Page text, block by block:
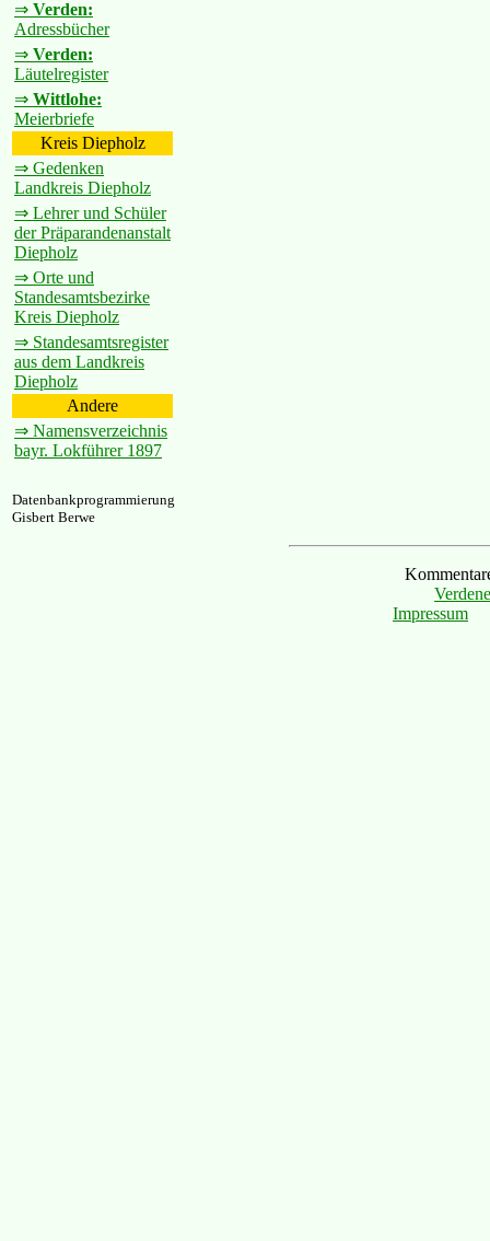
⇒ Verden:
Adressbücher
⇒ Verden:
Läutelregister
⇒ Wittlohe:
Meierbriefe
Kreis Diepholz
⇒ Gedenken
Landkreis Diepholz
⇒ Lehrer und Schüler
der Präparandenanstalt
Diepholz
⇒ Orte und
Standesamtsbezirke
Kreis Diepholz
⇒ Standesamtsregister
aus dem Landkreis
Diepholz
Andere
⇒ Namensverzeichnis
bayr. Lokführer 1897
Datenbankprogrammierung
Gisbert Berwe
Impressum